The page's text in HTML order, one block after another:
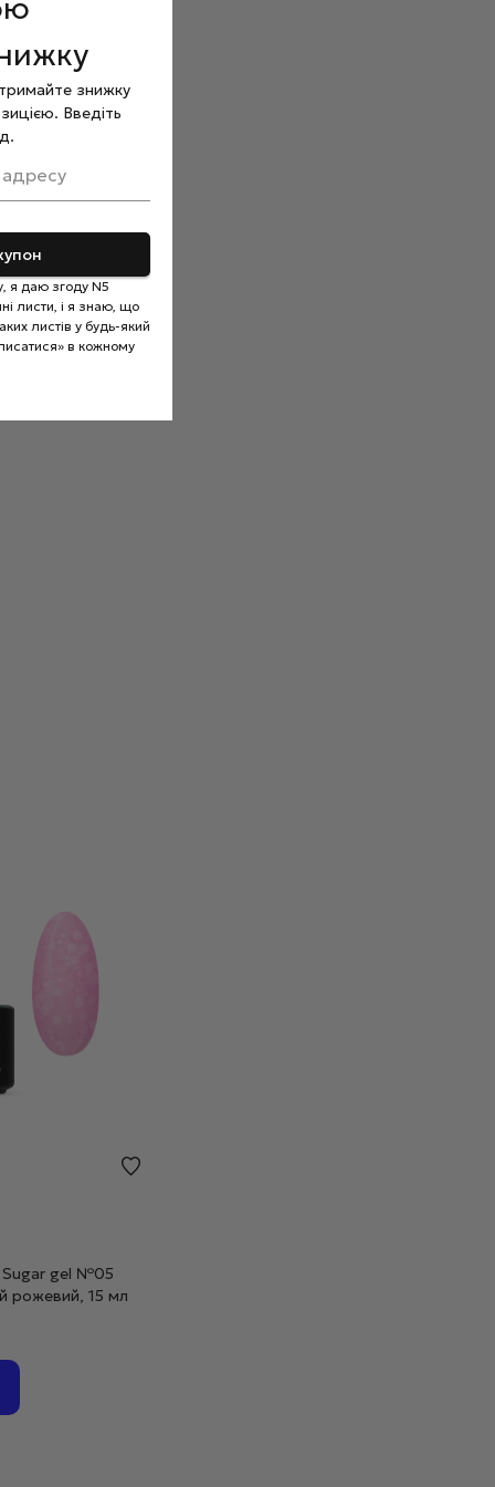
знижку
Введіть
адресу
я даю згоду N5
листи, і я знаю, що
листів у будь-який
в кожному
Sugar gel №05
рожевий, 15 мл